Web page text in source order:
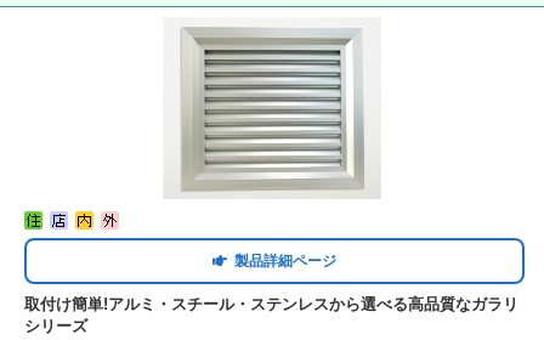
製品詳細ページ
取付け簡単!アルミ・スチール・ステンレスから選べる高品質なガラリ
シリーズ